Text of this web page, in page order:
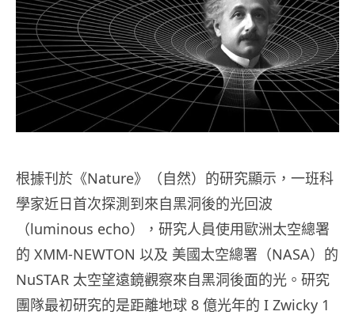
根據刊於《Nature》（自然）的研究顯示，一班科
學家近日首次探測到來自黑洞​​後的光回波
（luminous echo），研究人員使用歐洲太空總署
的 XMM-NEWTON 以及 美國太空總署（NASA）的
NuSTAR 太空望遠鏡觀察來自黑洞後面的光。研究
團隊最初研究的是距離地球 8 億光年的 I Zwicky 1